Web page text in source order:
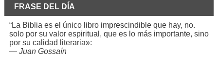
FRASE DEL DÍA
“La Biblia es el único libro imprescindible que hay, no.
solo por su valor espiritual, que es lo más importante, sino
por su calidad literaria»:
— Juan Gossaín